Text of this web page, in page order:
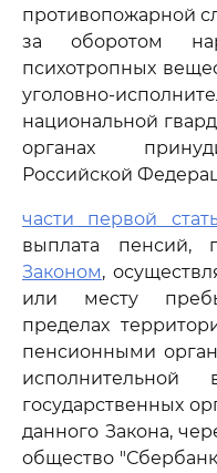
противопожарной
за оборотом
психотропных
уголовно-
национальной
органах
Российской
части первой
выплата пенсий,
Законом,
или месту
пределах
пенсионными
государственных
данного Закона,
общество